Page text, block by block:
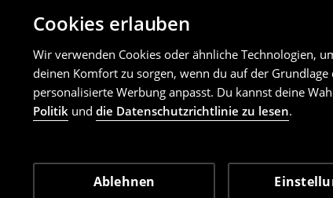
Cookies erlauben
Wir verwenden Cookies oder ähnliche Technologien,
deinen Komfort zu sorgen, wenn du auf der
personalisierte Werbung anpasst. Du kannst deine
Politik und die Datenschutzrichtlinie zu lesen.
Ablehnen